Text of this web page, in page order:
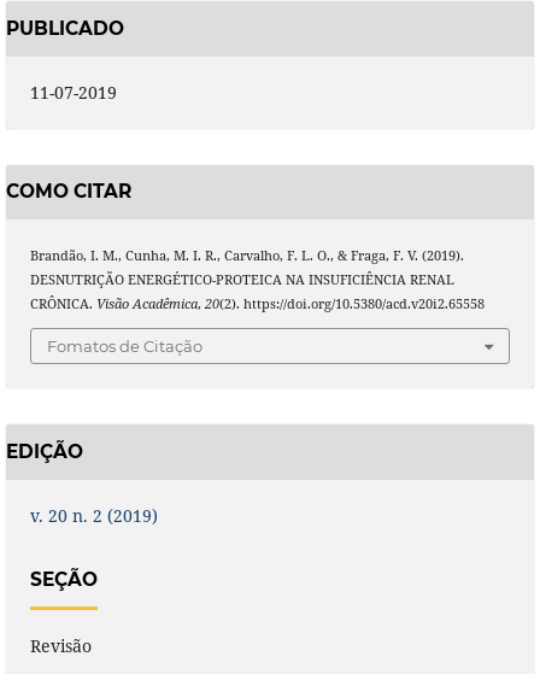
PUBLICADO
11-07-2019
COMO CITAR
Brandão, I. M., Cunha, M. I. R., Carvalho, F. L. O., & Fraga, F. V. (2019).
DESNUTRIÇÃO ENERGÉTICO-PROTEICA NA INSUFICIÊNCIA RENAL
CRÔNICA. Visão Acadêmica, 20(2). https://doi.org/10.5380/acd.v20i2.65558
Fomatos de Citação
EDIÇÃO
v. 20 n. 2 (2019)
SEÇÃO
Revisão